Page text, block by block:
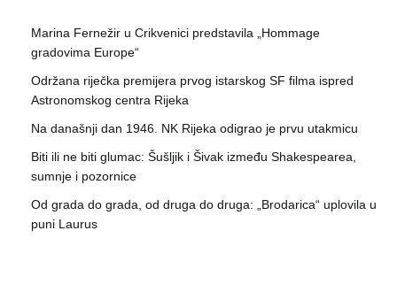
Marina Fernežir u Crikvenici predstavila „Hommage
gradovima Europe“
Održana riječka premijera prvog istarskog SF filma ispred
Astronomskog centra Rijeka
Na današnji dan 1946. NK Rijeka odigrao je prvu utakmicu
Biti ili ne biti glumac: Šušljik i Šivak između Shakespearea,
sumnje i pozornice
Od grada do grada, od druga do druga: „Brodarica“ uplovila u
puni Laurus